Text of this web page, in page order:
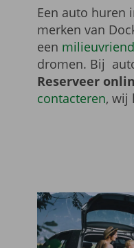
Een auto huren
merken van
een
dromen. Bij
Reserveer
contacteren, wij